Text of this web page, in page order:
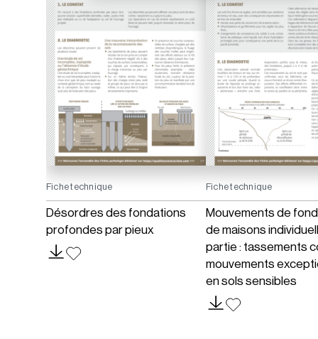
Fiche technique
Désordres des fondations
profondes par pieux
Fiche technique
Mouvements de
de maisons
partie : tassements
mouvements
en sols sensibles